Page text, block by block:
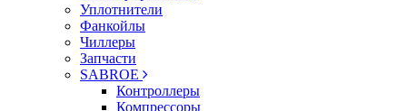
Уплотнители
Фанкойлы
Чиллеры
Запчасти
SABROE
Контроллеры
Компрессоры